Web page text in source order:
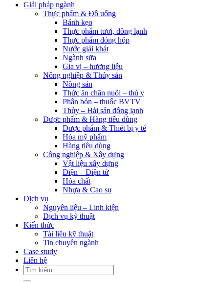
Giải pháp ngành
Thực phẩm & Đồ uống
Bánh kẹo
Thực phẩm tươi, đông lạnh
Thực phẩm đóng hộp
Nước giải khát
Ngành sữa
Gia vị – hương liệu
Nông nghiệp & Thủy sản
Nông sản
Thức ăn chăn nuôi – thú y
Phân bón – thuốc BVTV
Thủy – Hải sản đông lạnh
Dược phẩm & Hàng tiêu dùng
Dược phẩm & Thiết bị y tế
Hóa mỹ phẩm
Hàng tiêu dùng
Công nghiệp & Xây dựng
Vật liệu xây dựng
Điện – Điện tử
Hóa chất
Nhựa & Cao su
Dịch vụ
Nguyên liệu – Linh kiện
Dịch vụ kỹ thuật
Kiến thức
Tài liệu kỹ thuật
Tin chuyên ngành
Case study
Liên hệ
Tìm
kiếm: